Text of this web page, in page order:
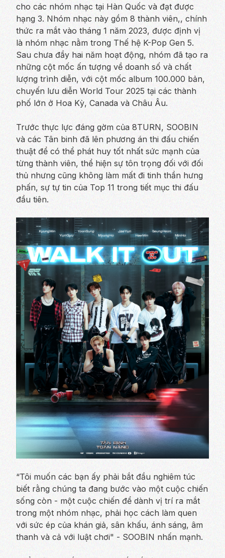
cho các nhóm nhạc tại Hàn Quốc và đạt được
hạng 3. Nhóm nhạc này gồm 8 thành viên,, chính
thức ra mắt vào tháng 1 năm 2023, được định vị
là nhóm nhạc nằm trong Thế hệ K-Pop Gen 5.
Sau chưa đầy hai năm hoạt động, nhóm đã tạo ra
những cột mốc ấn tượng về doanh số và chất
lượng trình diễn, với cột mốc album 100.000 bản,
chuyến lưu diễn World Tour 2025 tại các thành
phố lớn ở Hoa Kỳ, Canada và Châu Âu.
Trước thực lực đáng gờm của 8TURN, SOOBIN
và các Tân binh đã lên phương án thi đấu chiến
thuật để có thể phát huy tốt nhất sức mạnh của
từng thành viên, thể hiện sự tôn trọng đối với đối
thủ nhưng cũng không làm mất đi tinh thần hưng
phấn, sự tự tin của Top 11 trong tiết mục thi đấu
đầu tiên.
“Tôi muốn các bạn ấy phải bắt đầu nghiêm túc
biết rằng chúng ta đang bước vào một cuộc chiến
sống còn - một cuộc chiến để dành vị trí ra mắt
trong một nhóm nhạc, phải học cách làm quen
với sức ép của khán giả, sân khấu, ánh sáng, âm
thanh và cả với luật chơi" - SOOBIN nhấn mạnh.